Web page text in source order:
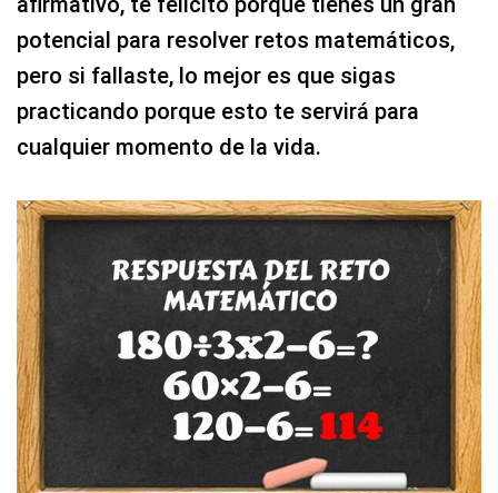
potencial para resolver retos matemáticos,
pero si fallaste, lo mejor es que sigas
practicando porque esto te servirá para
cualquier momento de la vida.